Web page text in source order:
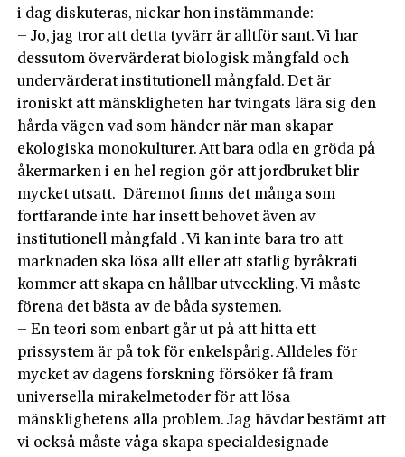
i dag diskuteras, nickar hon instämmande:
– Jo, jag tror att detta tyvärr är alltför sant. Vi har
dessutom övervärderat biologisk mångfald och
undervärderat institutionell mångfald. Det är
ironiskt att mänskligheten har tvingats lära sig den
hårda vägen vad som händer när man skapar
ekologiska monokulturer. Att bara odla en gröda på
åkermarken i en hel region gör att jordbruket blir
mycket utsatt. Däremot finns det många som
fortfarande inte har insett behovet även av
institutionell mångfald . Vi kan inte bara tro att
marknaden ska lösa allt eller att statlig byråkrati
kommer att skapa en hållbar utveckling. Vi måste
förena det bästa av de båda systemen.
– En teori som enbart går ut på att hitta ett
prissystem är på tok för enkelspårig. Alldeles för
mycket av dagens forskning försöker få fram
universella mirakelmetoder för att lösa
mänsklighetens alla problem. Jag hävdar bestämt att
vi också måste våga skapa specialdesignade